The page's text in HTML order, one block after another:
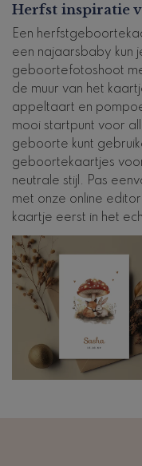
Herfst inspiratie
Een
een najaarsbaby kun
geboortefotoshoot
de muur van het
appeltaart en
mooi startpunt voor
geboorte kunt
geboortekaartjes
neutrale stijl. Pas
met onze online
kaartje eerst in het